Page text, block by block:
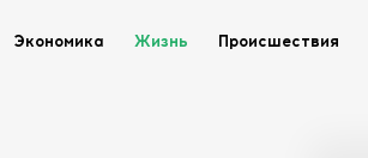
Экономика Жизнь Происшествия